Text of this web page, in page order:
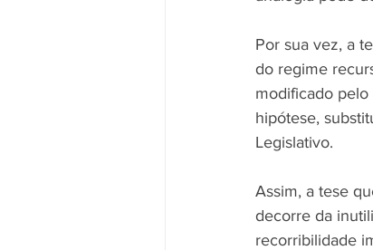
Por sua vez, a
do regime
modificado
hipótese,
Legislativo.
Assim, a tese
decorre da
recorribilidade